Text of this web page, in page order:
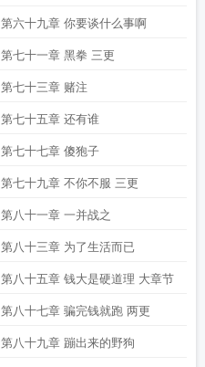
第六十九章 你要谈什么事啊
第七十一章 黑拳 三更
第七十三章 赌注
第七十五章 还有谁
第七十七章 傻狍子
第七十九章 不你不服 三更
第八十一章 一并战之
第八十三章 为了生活而已
第八十五章 钱大是硬道理 大章节
第八十七章 骗完钱就跑 两更
第八十九章 蹦出来的野狗